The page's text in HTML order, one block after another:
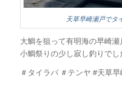
天草早崎瀬戸でタ
大鯛を狙って有明海の早崎
小鯛祭りの少し寂し釣りでし
＃タイラバ ＃テンヤ #天草